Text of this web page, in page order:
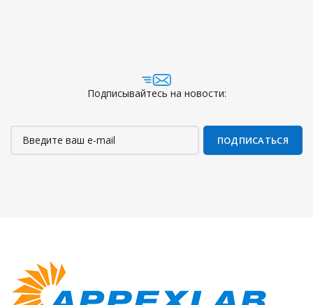
Подписывайтесь на новости: